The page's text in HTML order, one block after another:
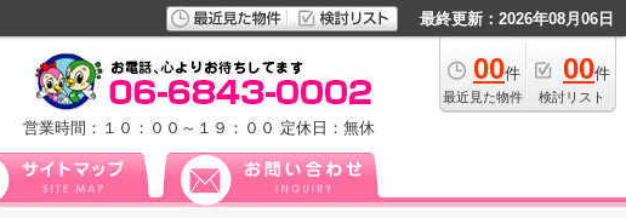
最終更新：2026年08月06日
00件
最近見た物件
00件
検討リスト
営業時間：１０：００～１９：００ 定休日：無休